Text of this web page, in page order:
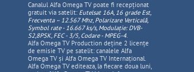
Canalul Alfa Omega TV poate fi recepționat
gratuit via satelit: Eutelsat 16A, 16 grade Est,
Frecventa – 12.567 Mhz, PolarizareVerticală,
Symbol rate - 16.667 ks/s, Modulație: DVB-
S2,8PSK, FEC - 3/5, Codare - MPEG-4.
Alfa Omega TV Production deține 2 licențe
de emisie TV pe satelit: canalele Alfa
Omega TV și Alfa Omega TV Internațional.
Alfa Omega TV editeaza, la fiecare doua luni,